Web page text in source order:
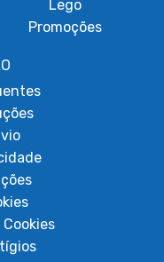
Lego
Promoções